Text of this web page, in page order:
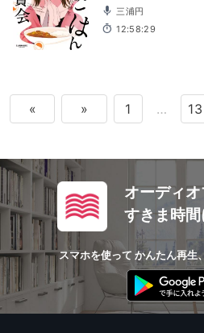
三浦円
12:58:29
« » 1 … 13
オーディ
すきま時
スマホを使って かんたん再生